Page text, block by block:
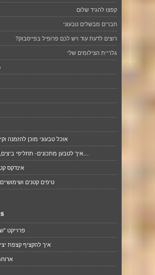
קפצו להגיד שלום
חברים מבשלים טבעוני
רוצים לדעת עוד ויש לכם פרופיל בפייסבוק?
גלריית הצילומים שלי
אוכל טבעוני מוכן להזמנה
איך לטבען מתכונים- תחליפי ביצים, חלב, בשר ועוד…
אינדקס
טיפים קטנים
"פרוייקט
איך להקציף קצפת